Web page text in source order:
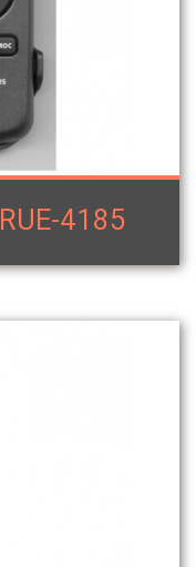
RUE-4185